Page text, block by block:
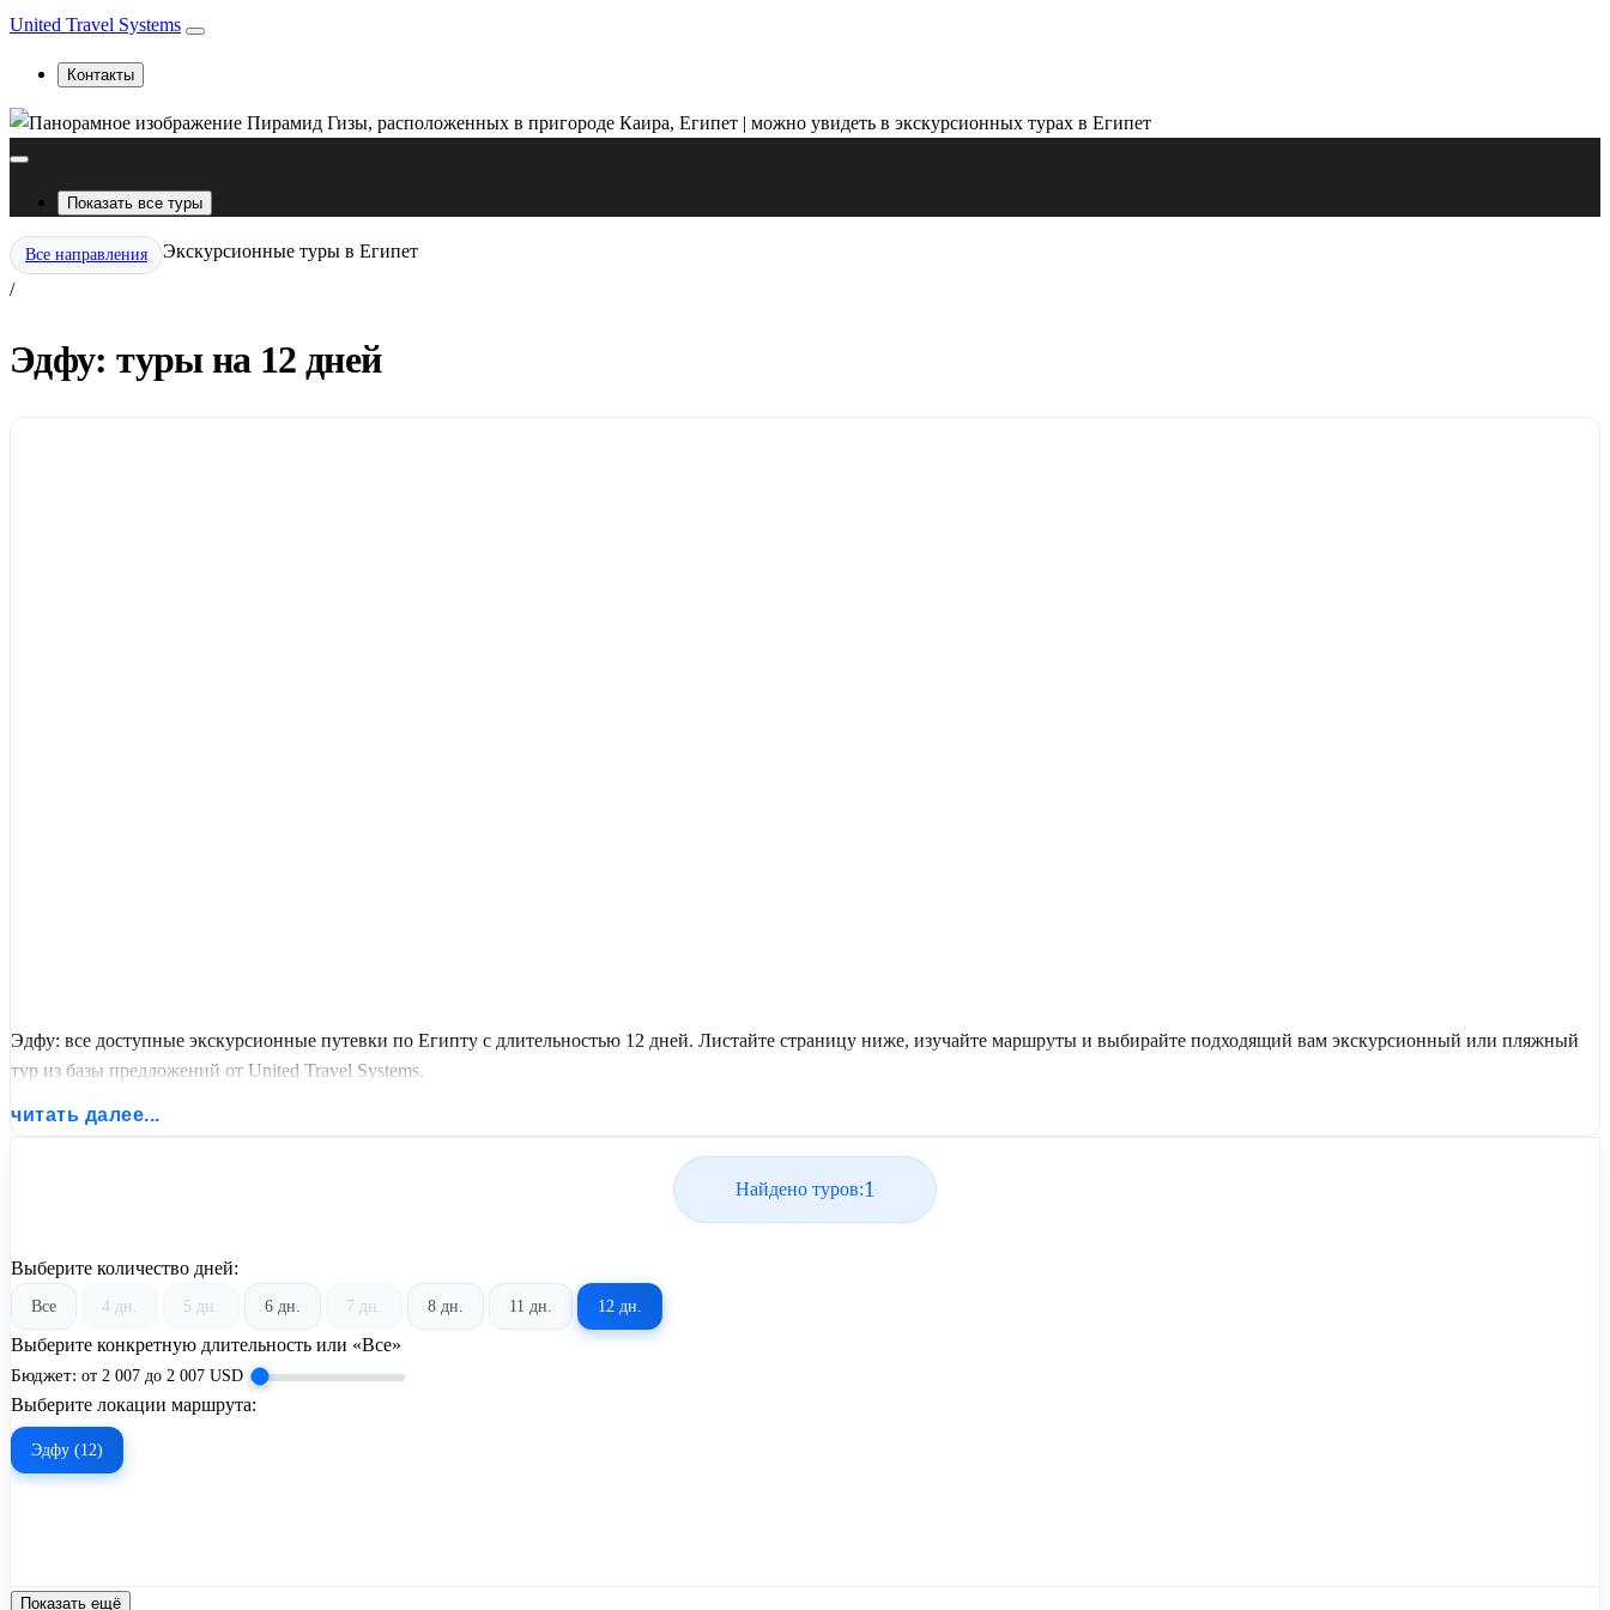
United Travel Systems
Контакты
Показать все туры
Все направления
/
Экскурсионные туры в Египет
Эдфу: туры на 12 дней
Эдфу: все доступные экскурсионные путевки по Египту с длительностью 12 дней. Листайте страницу ниже, изучайте маршруты и выбирайте подходящий вам экскурсионный или пляжный
тур из базы предложений от United Travel Systems.
читать далее...
Найдено туров:1
Выберите количество дней:
Все 4 дн. 5 дн. 6 дн. 7 дн. 8 дн. 11 дн. 12 дн.
Выберите конкретную длительность или «Все»
Бюджет: от 2 007 до 2 007 USD
Выберите локации маршрута:
Эдфу (12)
Показать ещё